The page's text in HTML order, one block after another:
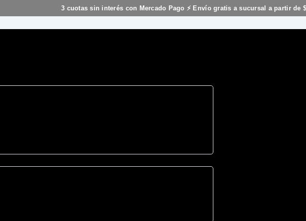
3 cuotas sin interés con Mercado Pago ⚡ Envío gratis a sucursal a partir de